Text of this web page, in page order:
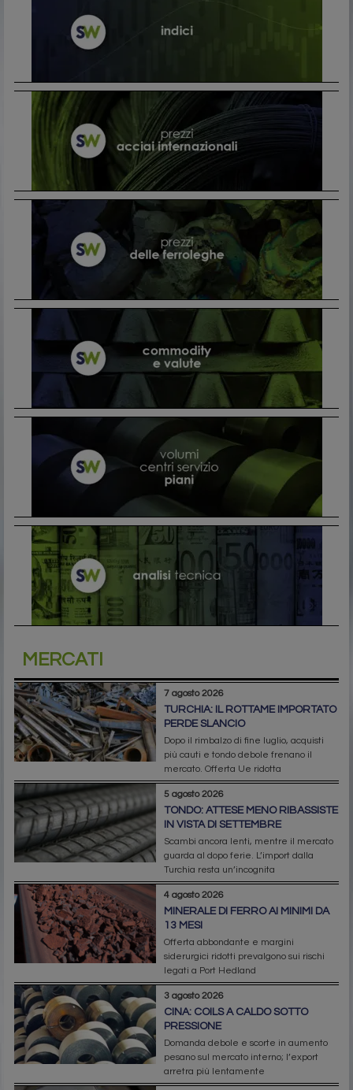
MERCATI
7 agosto 2026
TURCHIA: IL ROTTAME IMPORTATO
PERDE SLANCIO
Dopo il rimbalzo di fine luglio, acquisti
più cauti e tondo debole frenano il
mercato. Offerta Ue ridotta
5 agosto 2026
TONDO: ATTESE MENO RIBASSISTE
IN VISTA DI SETTEMBRE
Scambi ancora lenti, mentre il mercato
guarda al dopo ferie. L’import dalla
Turchia resta un’incognita
4 agosto 2026
MINERALE DI FERRO AI MINIMI DA
13 MESI
Offerta abbondante e margini
siderurgici ridotti prevalgono sui rischi
legati a Port Hedland
3 agosto 2026
CINA: COILS A CALDO SOTTO
PRESSIONE
Domanda debole e scorte in aumento
pesano sul mercato interno; l’export
arretra più lentamente